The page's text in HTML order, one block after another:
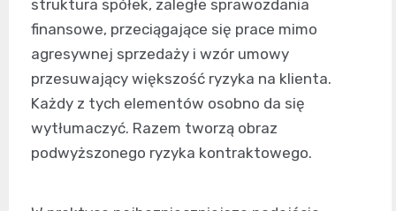
struktura spółek, zaległe sprawozdania
finansowe, przeciągające się prace mimo
agresywnej sprzedaży i wzór umowy
przesuwający większość ryzyka na klienta.
Każdy z tych elementów osobno da się
wytłumaczyć. Razem tworzą obraz
podwyższonego ryzyka kontraktowego.